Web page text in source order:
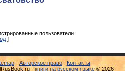
пользователи.
]
- Авторское право- Контакты
- книги на русском языке © 2026